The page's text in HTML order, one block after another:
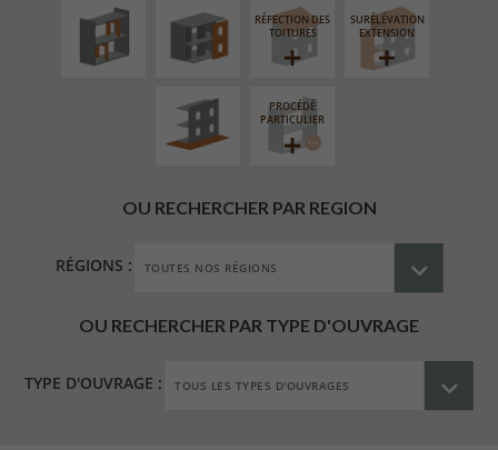
RÉFECTION DES
TOITURES
SURÉLÉVATION
EXTENSION
AMÉNAGEMENT
EXTÉRIEUR
PROCÉDÉ
PARTICULIER
OU RECHERCHER PAR REGION
RÉGIONS :
OU RECHERCHER PAR TYPE D'OUVRAGE
TYPE D'OUVRAGE :